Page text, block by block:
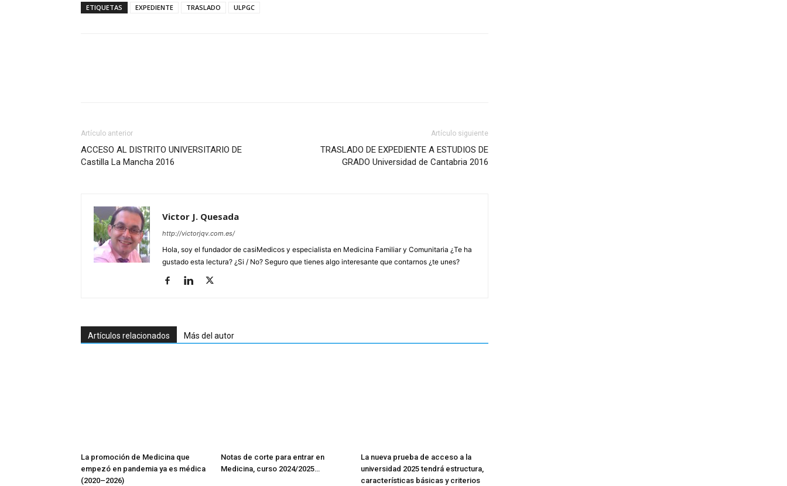
ETIQUETAS EXPEDIENTE TRASLADO ULPGC
Artículo anterior
ACCESO AL DISTRITO UNIVERSITARIO DE
Castilla La Mancha 2016
Artículo siguiente
TRASLADO DE EXPEDIENTE A ESTUDIOS DE
GRADO Universidad de Cantabria 2016
Victor J. Quesada
http://victorjqv.com.es/
Hola, soy el fundador de casiMedicos y especialista en Medicina Familiar y Comunitaria ¿Te ha
gustado esta lectura? ¿Si / No? Seguro que tienes algo interesante que contarnos ¿te unes?
Artículos relacionados Más del autor
La promoción de Medicina que
empezó en pandemia ya es médica
(2020–2026)
Notas de corte para entrar en
Medicina, curso 2024/2025…
La nueva prueba de acceso a la
universidad 2025 tendrá estructura,
características básicas y criterios